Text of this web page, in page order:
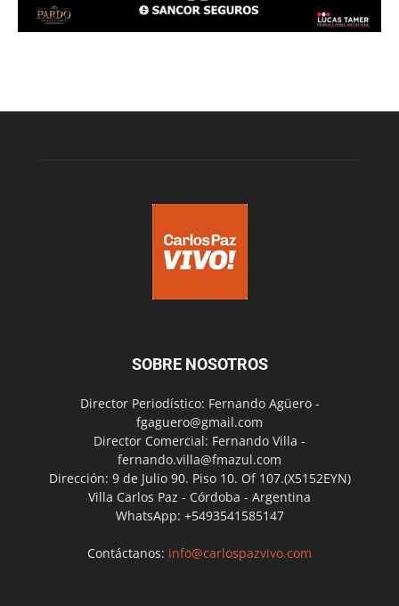
SOBRE NOSOTROS
Director Periodístico: Fernando Agüero -
fgaguero@gmail.com
Director Comercial: Fernando Villa -
fernando.villa@fmazul.com
Dirección: 9 de Julio 90. Piso 10. Of 107.(X5152EYN)
Villa Carlos Paz - Córdoba - Argentina
WhatsApp: +5493541585147
Contáctanos: info@carlospazvivo.com